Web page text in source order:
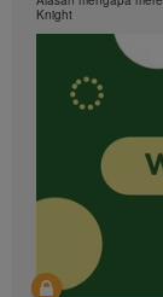
Knight